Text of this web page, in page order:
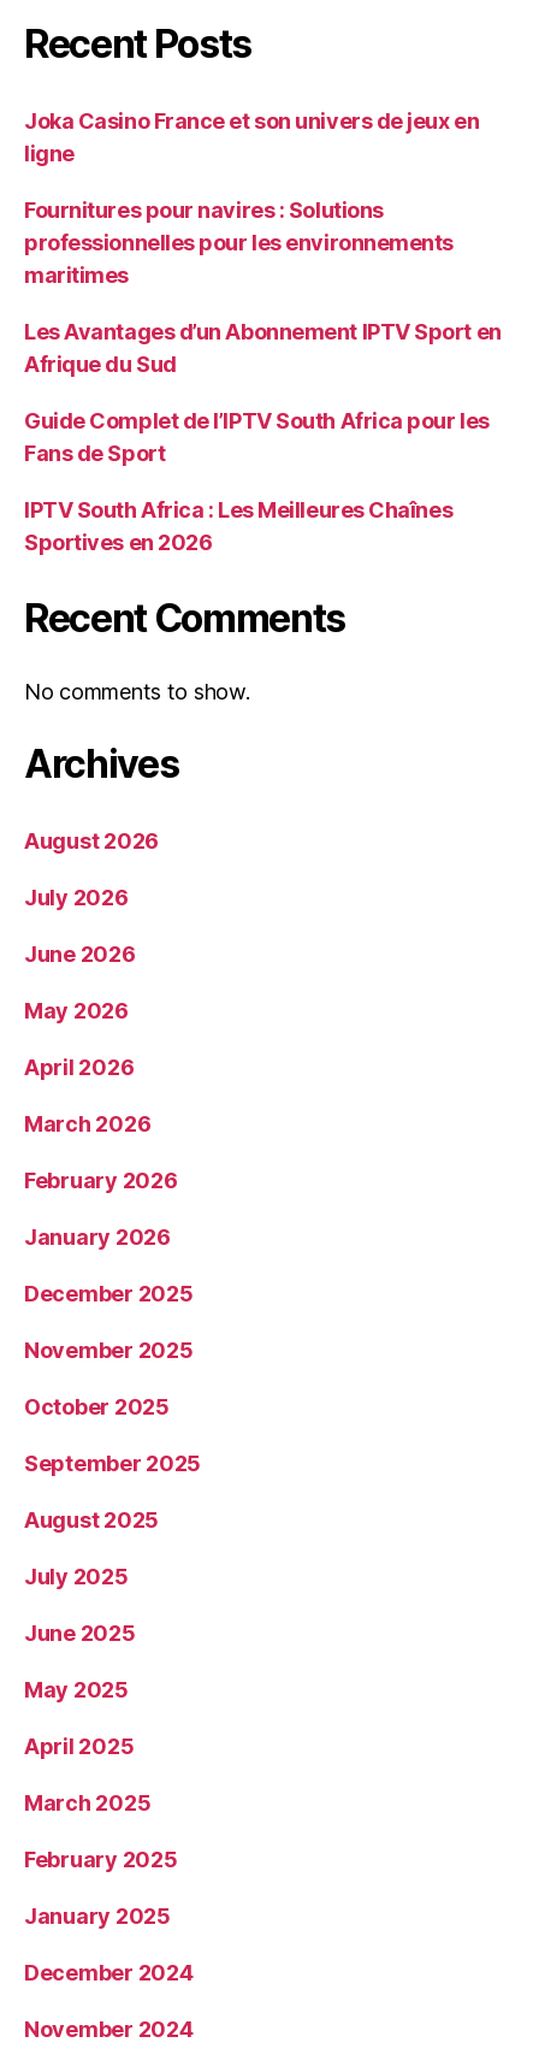
Recent Posts
Joka Casino France et son univers de jeux en
ligne
Fournitures pour navires : Solutions
professionnelles pour les environnements
maritimes
Les Avantages d’un Abonnement IPTV Sport en
Afrique du Sud
Guide Complet de l’IPTV South Africa pour les
Fans de Sport
IPTV South Africa : Les Meilleures Chaînes
Sportives en 2026
Recent Comments
No comments to show.
Archives
August 2026
July 2026
June 2026
May 2026
April 2026
March 2026
February 2026
January 2026
December 2025
November 2025
October 2025
September 2025
August 2025
July 2025
June 2025
May 2025
April 2025
March 2025
February 2025
January 2025
December 2024
November 2024